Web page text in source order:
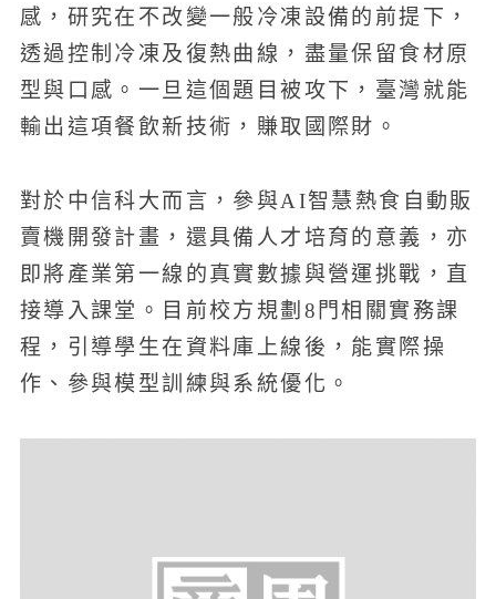
感，研究在不改變一般冷凍設備的前提下，
透過控制冷凍及復熱曲線，盡量保留食材原
型與口感。一旦這個題目被攻下，臺灣就能
輸出這項餐飲新技術，賺取國際財。
對於中信科大而言，參與AI智慧熱食自動販
賣機開發計畫，還具備人才培育的意義，亦
即將產業第一線的真實數據與營運挑戰，直
接導入課堂。目前校方規劃8門相關實務課
程，引導學生在資料庫上線後，能實際操
作、參與模型訓練與系統優化。